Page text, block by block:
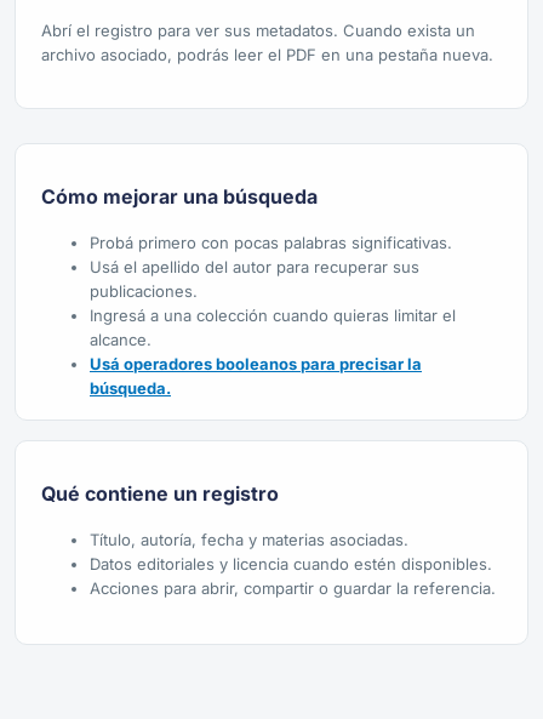
Abrí el registro para ver sus metadatos. Cuando exista un
archivo asociado, podrás leer el PDF en una pestaña nueva.
Cómo mejorar una búsqueda
Probá primero con pocas palabras significativas.
Usá el apellido del autor para recuperar sus
publicaciones.
Ingresá a una colección cuando quieras limitar el
alcance.
Usá operadores booleanos para precisar la
búsqueda.
Qué contiene un registro
Título, autoría, fecha y materias asociadas.
Datos editoriales y licencia cuando estén disponibles.
Acciones para abrir, compartir o guardar la referencia.